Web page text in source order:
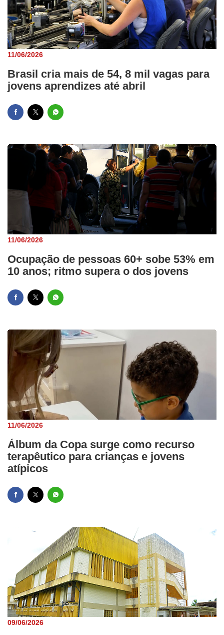
11/06/2026
Brasil cria mais de 54, 8 mil vagas para
jovens aprendizes até abril
11/06/2026
Ocupação de pessoas 60+ sobe 53% em
10 anos; ritmo supera o dos jovens
11/06/2026
Álbum da Copa surge como recurso
terapêutico para crianças e jovens
atípicos
09/06/2026